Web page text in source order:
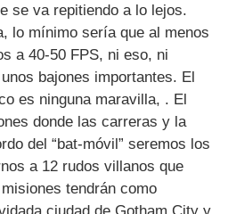
se va repitiendo a lo lejos.
lo mínimo sería que al menos
a 40-50 FPS, ni eso, ni
bajones importantes. El
es ninguna maravilla, . El
donde las carreras y la
del “bat-móvil” seremos los
a 12 rudos villanos que
tendrán como